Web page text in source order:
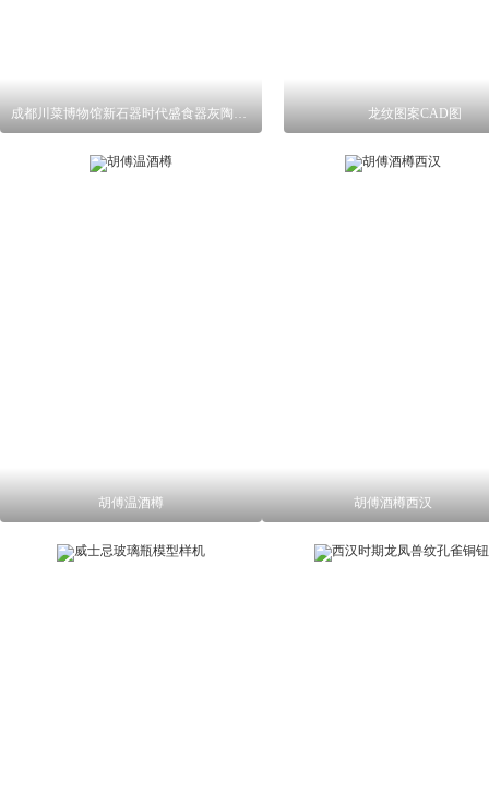
成都川菜博物馆新石器时代盛食器灰陶尖底樽 龙纹图案CAD图
胡傅温酒樽 胡傅酒樽西汉